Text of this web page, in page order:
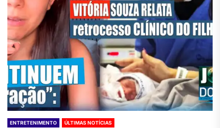
ENTRETENIMENTO ÚLTIMAS NOTÍCIAS